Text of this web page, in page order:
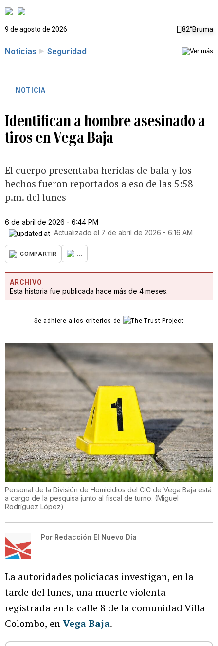
9 de agosto de 2026 82°Bruma
Noticias Seguridad
NOTICIA
Identifican a hombre asesinado a
tiros en Vega Baja
El cuerpo presentaba heridas de bala y los
hechos fueron reportados a eso de las 5:58
p.m. del lunes
6 de abril de 2026 - 6:44 PM
Actualizado el 7 de abril de 2026 - 6:16 AM
COMPARTIR ...
ARCHIVO
Esta historia fue publicada hace más de 4 meses.
Se adhiere a los criterios de
Personal de la División de Homicidios del CIC de Vega Baja está
a cargo de la pesquisa junto al fiscal de turno. (Miguel
Rodríguez López)
Por Redacción El Nuevo Día
La autoridades policíacas investigan, en la
tarde del lunes, una muerte violenta
registrada en la calle 8 de la comunidad Villa
Colombo, enVega Baja.